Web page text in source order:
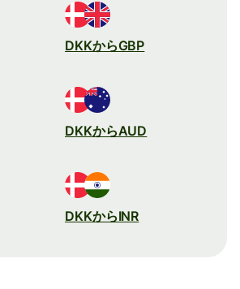
DKKからGBP
DKKからAUD
DKKからINR